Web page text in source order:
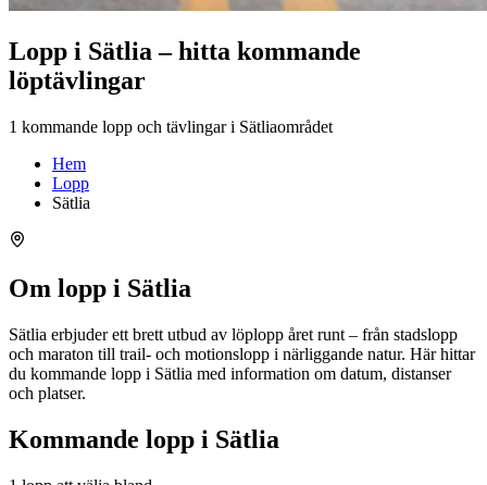
Lopp i Sätlia – hitta kommande
löptävlingar
1 kommande lopp och tävlingar i Sätliaområdet
Hem
Lopp
Sätlia
Om lopp i Sätlia
Sätlia erbjuder ett brett utbud av löplopp året runt – från stadslopp
och maraton till trail- och motionslopp i närliggande natur. Här hittar
du kommande lopp i Sätlia med information om datum, distanser
och platser.
Kommande lopp i Sätlia